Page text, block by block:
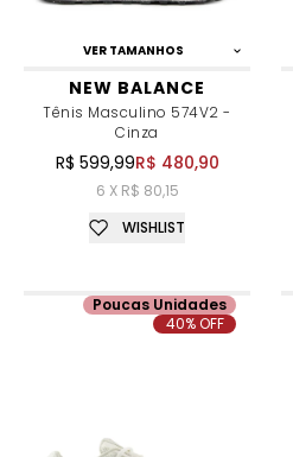
VER TAMANHOS
NEW BALANCE
Tênis Masculino 574V2 -
Cinza
R$ 599,99R$ 480,90
6 X R$ 80,15
WISHLIST
Poucas Unidades
40% OFF